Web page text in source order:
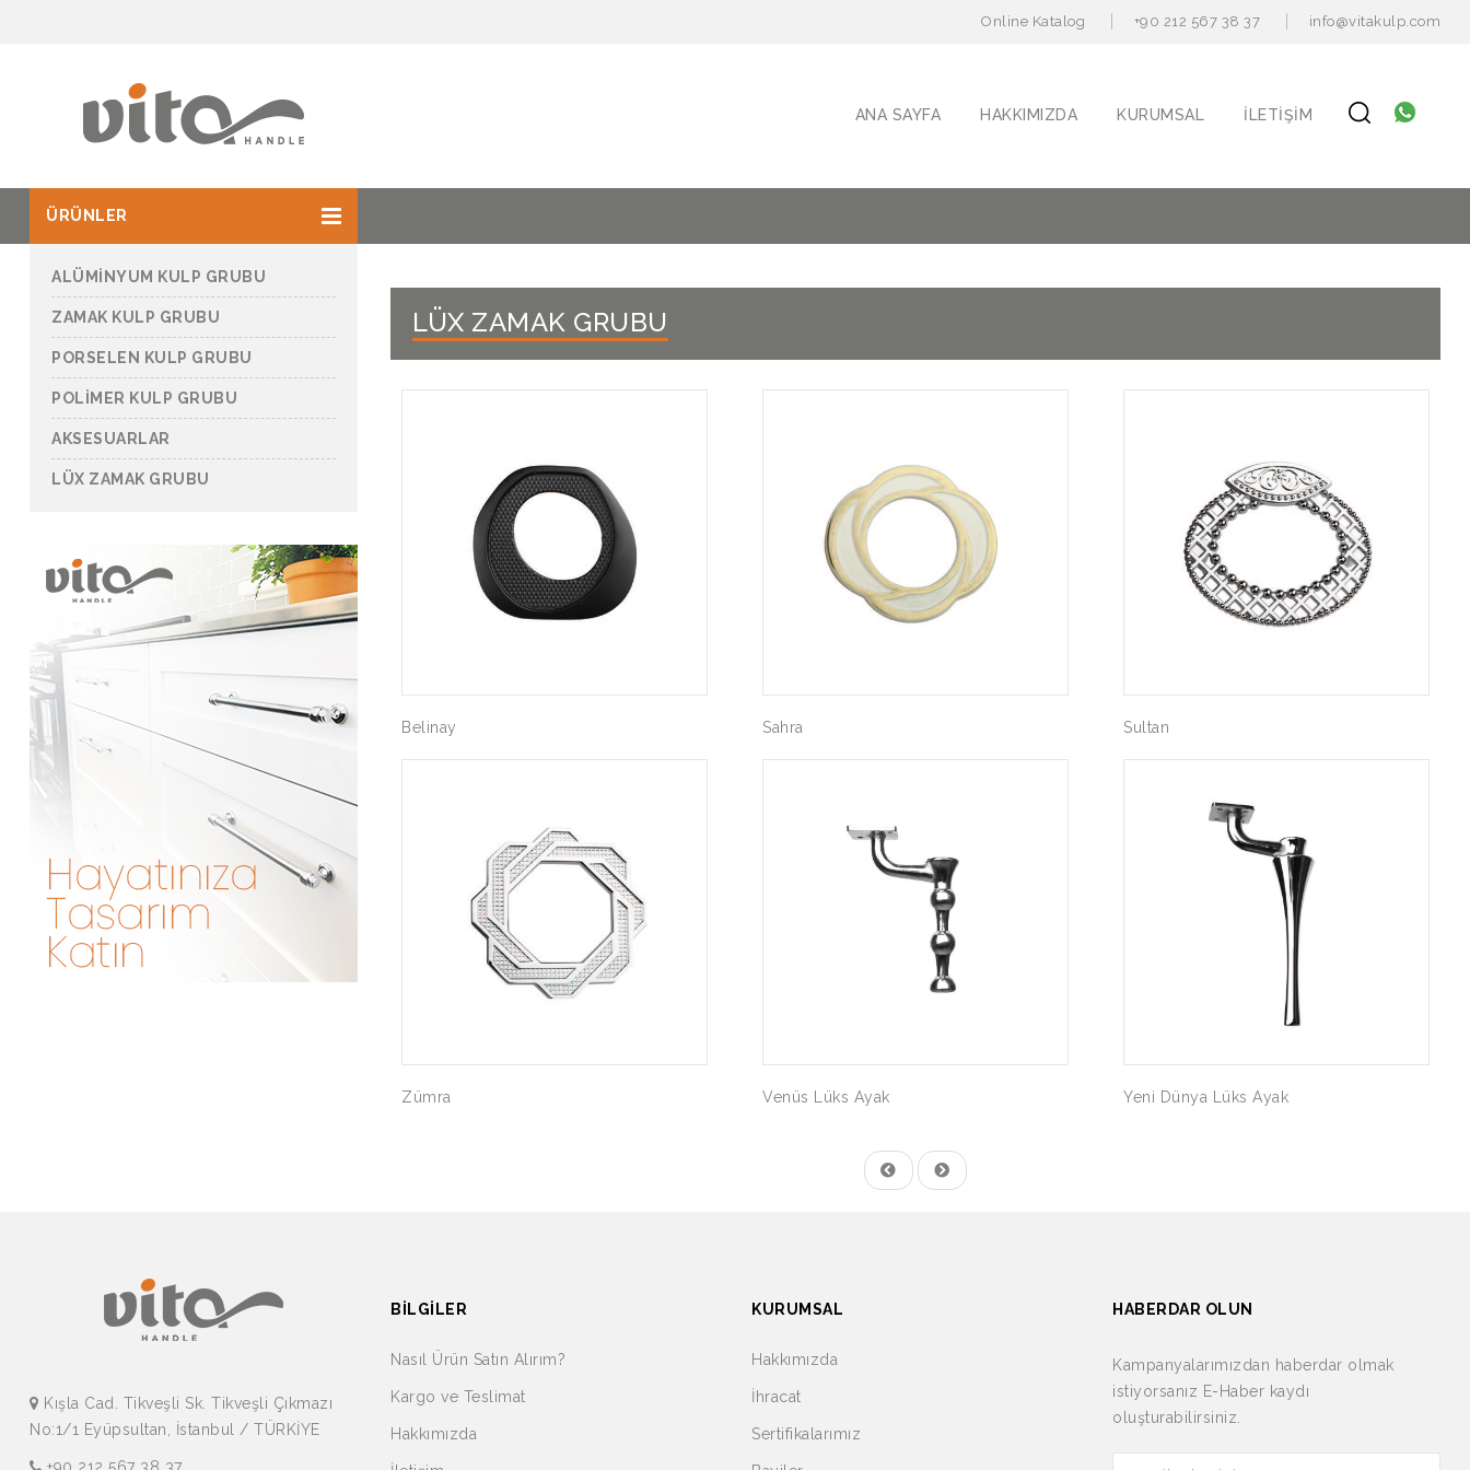
Online Katalog +90 212 567 38 37 info@vitakulp.com
ANA SAYFA HAKKIMIZDA KURUMSAL İLETIŞIM
ÜRÜNLER
ALÜMİNYUM KULP GRUBU
ZAMAK KULP GRUBU
PORSELEN KULP GRUBU
POLİMER KULP GRUBU
AKSESUARLAR
LÜX ZAMAK GRUBU
LÜX ZAMAK GRUBU
Belinay Sahra Sultan
Zümra Venüs Lüks Ayak Yeni Dünya Lüks Ayak
Kışla Cad. Tikveşli Sk. Tikveşli Çıkmazı
No:1/1 Eyüpsultan, İstanbul / TÜRKİYE
BILGILER
Nasıl Ürün Satın Alırım?
Kargo ve Teslimat
Hakkımızda
KURUMSAL
Hakkımızda
İhracat
Sertifikalarımız
HABERDAR OLUN
Kampanyalarımızdan haberdar olmak
istiyorsanız E-Haber kaydı
oluşturabilirsiniz.